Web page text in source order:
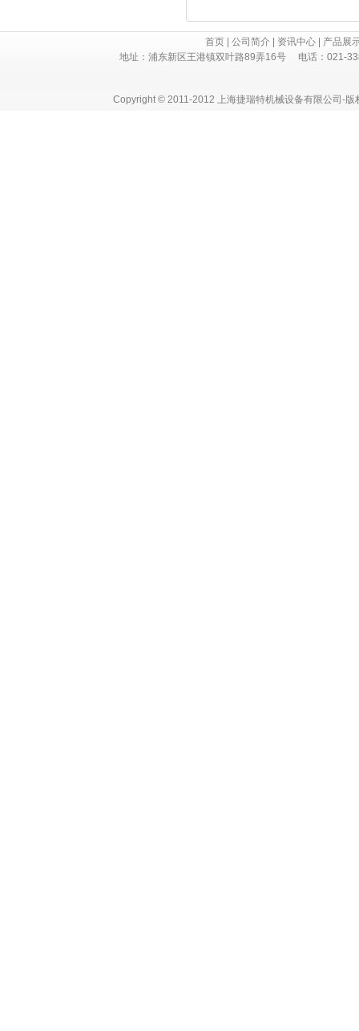
首页 公司简介 资讯中心
产品展
地址：浦东新区王港镇双叶路89弄16号 电话：
Copyright © 2011-2012 上海捷瑞特机械设备有限公司-